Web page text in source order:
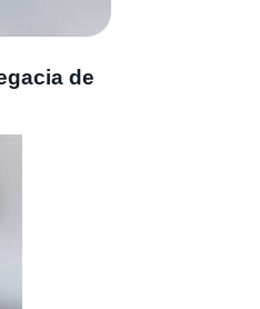
de